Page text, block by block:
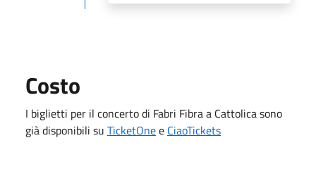
Costo
I biglietti per il concerto di Fabri Fibra a Cattolica sono
già disponibili su TicketOnee CiaoTickets